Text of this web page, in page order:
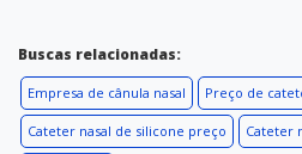
Buscas relacionadas:
Empresa de cânula nasal Preço de
Cateter nasal de silicone preço Cateter